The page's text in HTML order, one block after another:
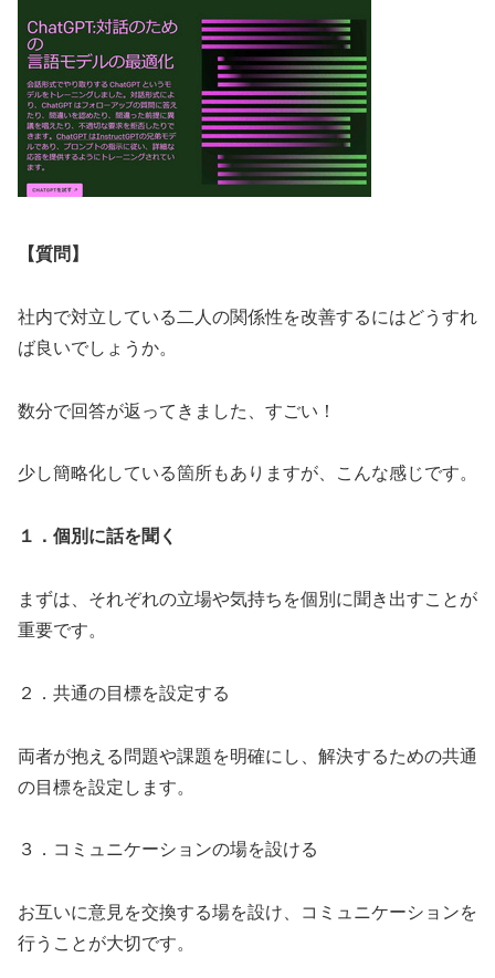
【質問】
社内で対立している二人の関係性を改善するにはどうすれ
ば良いでしょうか。
数分で回答が返ってきました、すごい！
少し簡略化している箇所もありますが、こんな感じです。
１．個別に話を聞く
まずは、それぞれの立場や気持ちを個別に聞き出すことが
重要です。
２．共通の目標を設定する
両者が抱える問題や課題を明確にし、解決するための共通
の目標を設定します。
３．コミュニケーションの場を設ける
お互いに意見を交換する場を設け、コミュニケーションを
行うことが大切です。